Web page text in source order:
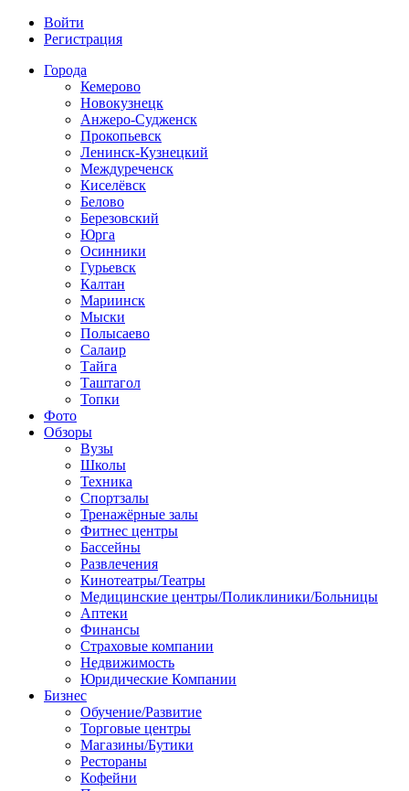
Войти
Регистрация
Города
Кемерово
Новокузнецк
Анжеро-Судженск
Прокопьевск
Ленинск-Кузнецкий
Междуреченск
Киселёвск
Белово
Березовский
Юрга
Осинники
Гурьевск
Калтан
Мариинск
Мыски
Полысаево
Салаир
Тайга
Таштагол
Топки
Фото
Обзоры
Вузы
Школы
Техника
Спортзалы
Тренажёрные залы
Фитнес центры
Бассейны
Развлечения
Кинотеатры/Театры
Медицинские центры/Поликлиники/Больницы
Аптеки
Финансы
Страховые компании
Недвижимость
Юридические Компании
Бизнес
Обучение/Развитие
Торговые центры
Магазины/Бутики
Рестораны
Кофейни